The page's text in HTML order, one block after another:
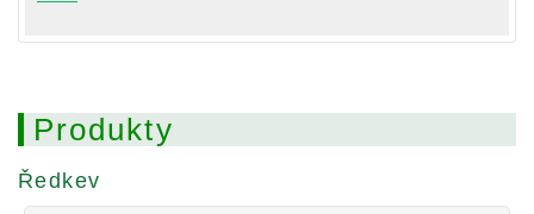
Produkty
Ředkev